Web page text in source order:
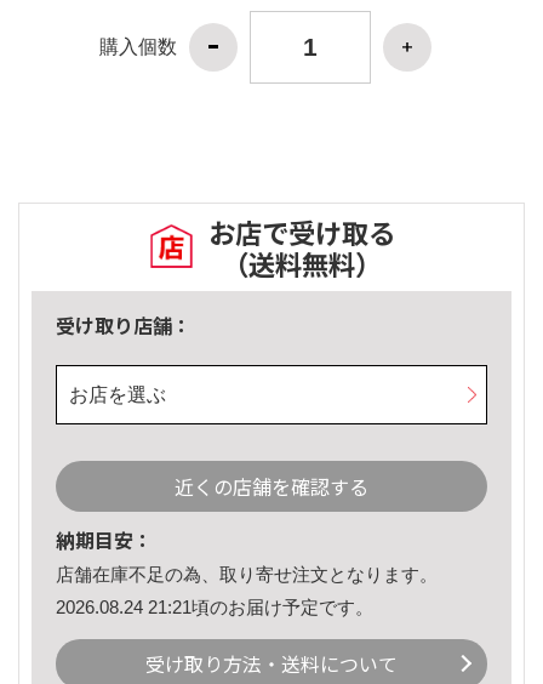
購入個数
お店で受け取る
（送料無料）
受け取り店舗：
お店を選ぶ
近くの店舗を確認する
納期目安：
店舗在庫不足の為、取り寄せ注文となります。
2026.08.24 21:21頃のお届け予定です。
受け取り方法・送料について